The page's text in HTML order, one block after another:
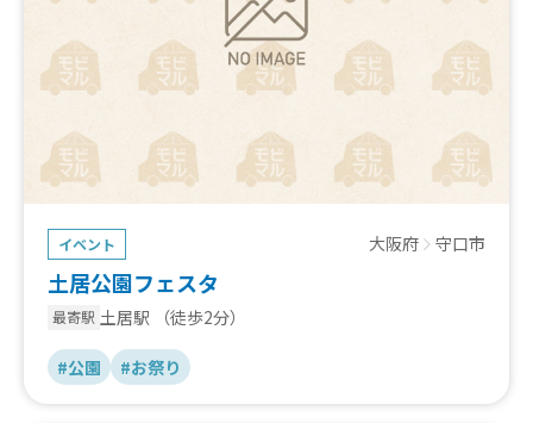
イベント 大阪府 守口市
土居公園フェスタ
最寄駅 土居駅 （徒歩2分）
#公園 #お祭り